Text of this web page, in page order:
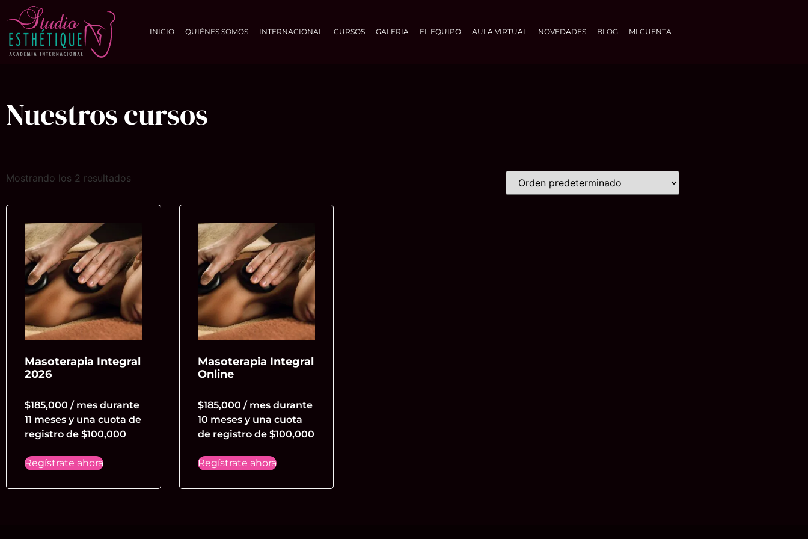
INICIO QUIÉNES SOMOS INTERNACIONAL CURSOS GALERIA EL EQUIPO AULA VIRTUAL NOVEDADES BLOG MI CUENTA
Nuestros cursos
Mostrando los 2 resultados
Masoterapia Integral
2026
$185,000 / mes durante
11 meses y una cuota de
registro de $100,000
Regístrate ahora
Masoterapia Integral
Online
$185,000 / mes durante
10 meses y una cuota
de registro de $100,000
Regístrate ahora